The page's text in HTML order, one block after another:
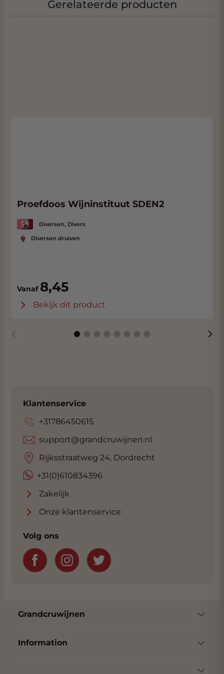
deze wijn altijd hoog scoort
Gerelateerde producten
Proefdoos Wijninstituut SDEN2
Diversen, Divers
Diversen druiven
Vanaf 8,45
Bekijk dit product
Klantenservice
+31786450615
+31(0)610834396
support@grandcruwijnen.nl
Rijksstraatweg 24, Dordrecht
Zakelijk
Onze klantenservice
Volg ons
Grandcruwijnen
Information